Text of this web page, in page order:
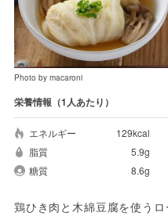
Photo by macaroni
栄養情報（1人あたり）
エネルギー 129kcal
脂質
5.9g
糖質
8.6g
鶏ひき肉と木綿豆腐を使う